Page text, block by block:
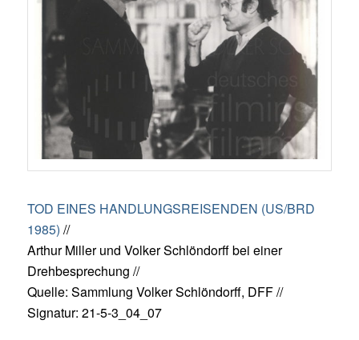
TOD EINES HANDLUNGSREISENDEN (US/BRD
1985) //
Arthur Miller und Volker Schlöndorff bei einer
Drehbesprechung //
Quelle: Sammlung Volker Schlöndorff, DFF //
Signatur: 21-5-3_04_07